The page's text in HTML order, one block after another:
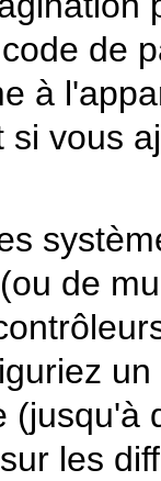
de
à
si vous
de
(jusqu'à
les